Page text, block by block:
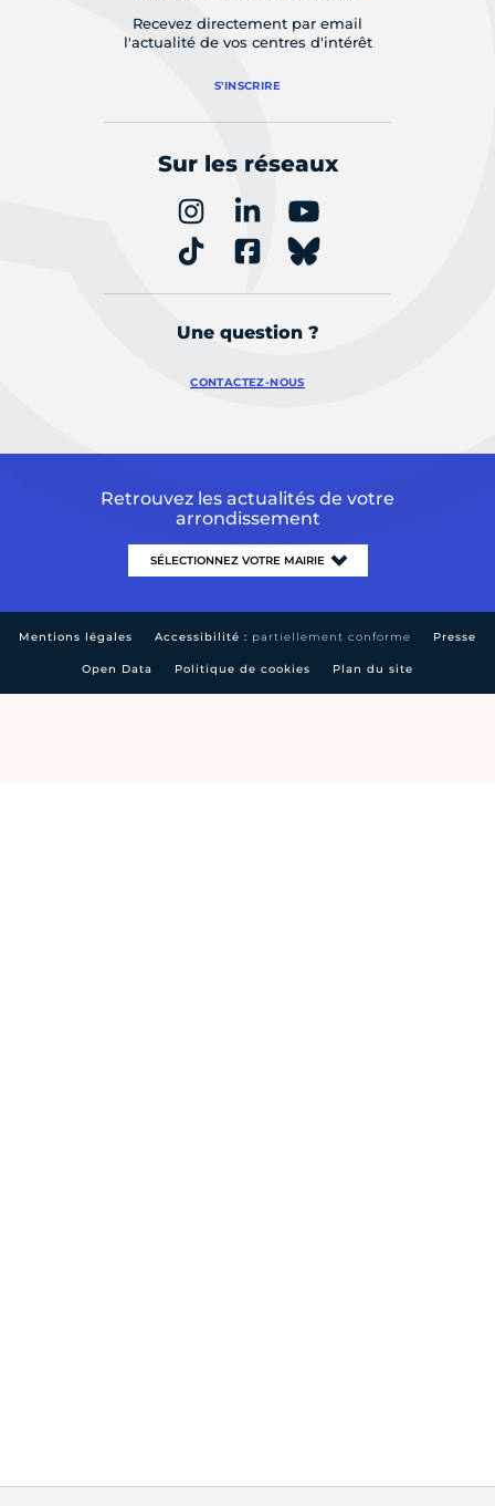
Recevez directement par email
l'actualité de vos centres d'intérêt
S'INSCRIRE
Sur les réseaux
Une question ?
CONTACTEZ-NOUS
Retrouvez les actualités de votre
arrondissement
Mentions légales Accessibilité : partiellement conforme Presse
Open Data Politique de cookies Plan du site